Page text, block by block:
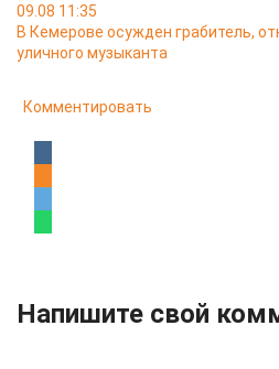
09.08 11:35
В Кемерове осужден грабитель,
уличного музыканта
Комментировать
Напишите свой